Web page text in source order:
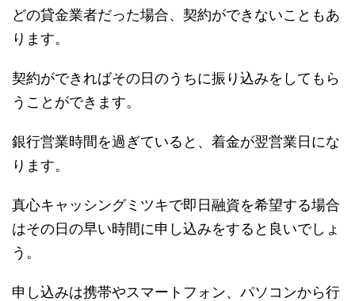
どの貸金業者だった場合、契約ができないこともあ
ります。
契約ができればその日のうちに振り込みをしてもら
うことができます。
銀行営業時間を過ぎていると、着金が翌営業日にな
ります。
真心キャッシングミツキで即日融資を希望する場合
はその日の早い時間に申し込みをすると良いでしょ
う。
申し込みは携帯やスマートフォン、パソコンから行